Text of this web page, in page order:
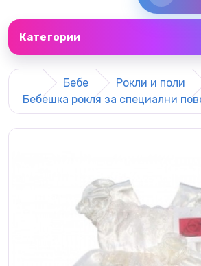
Категории
Бебе
Рокли и поли
Бебешка рокля за специални